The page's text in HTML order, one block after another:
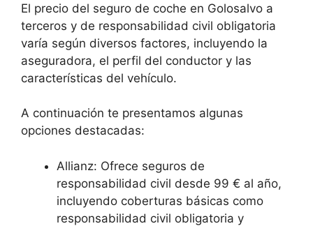
El precio del seguro de coche en Golosalvo a
terceros y de responsabilidad civil obligatoria
varía según diversos factores, incluyendo la
aseguradora, el perfil del conductor y las
características del vehículo.
A continuación te presentamos algunas
opciones destacadas:
Allianz: Ofrece seguros de
responsabilidad civil desde 99 € al año,
incluyendo coberturas básicas como
responsabilidad civil obligatoria y